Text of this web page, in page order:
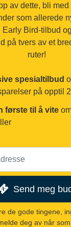
av dette, bli
som allerede
Early Bird-tilbud
på tvers av et
ruter!
spesialtilbud
på opptil
første til å vite
Send meg
de gode tingene,
deg av når som